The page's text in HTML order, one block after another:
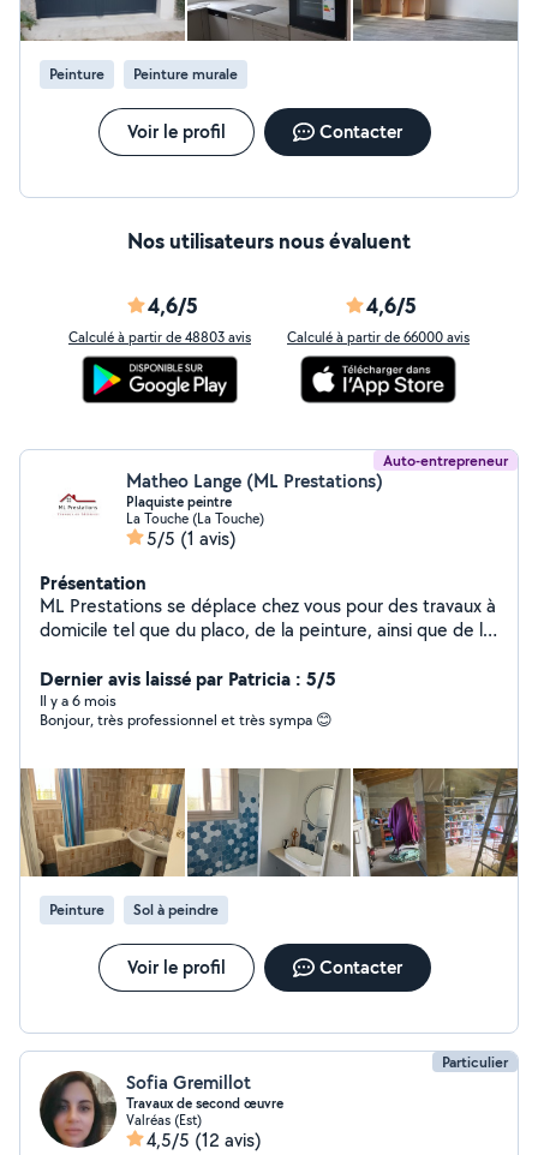
Peinture Peinture murale
Voir le profil Contacter
Nos utilisateurs nous évaluent
4,6/5
Calculé à partir de 48803 avis
4,6/5
Calculé à partir de 66000 avis
Auto-entrepreneur
Matheo Lange (ML Prestations)
Plaquiste peintre
La Touche (La Touche)
5/5 (1 avis)
Présentation
ML Prestations se déplace chez vous pour des travaux à
domicile tel que du placo, de la peinture, ainsi que de la
Dernier avis laissé par Patricia : 5/5
Il y a 6 mois
Bonjour, très professionnel et très sympa 😊
Peinture Sol à peindre
Voir le profil Contacter
Particulier
Sofia Gremillot
Travaux de second œuvre
Valréas (Est)
4,5/5 (12 avis)